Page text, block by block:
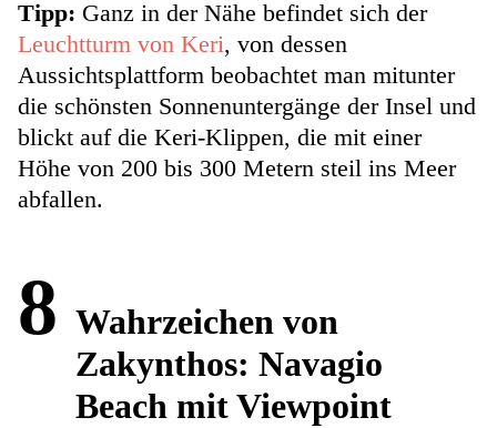
Tipp: Ganz in der Nähe befindet sich der
Leuchtturm von Keri, von dessen
Aussichtsplattform beobachtet man mitunter
die schönsten Sonnenuntergänge der Insel und
blickt auf die Keri-Klippen, die mit einer
Höhe von 200 bis 300 Metern steil ins Meer
abfallen.
8 Wahrzeichen von
Zakynthos: Navagio
Beach mit Viewpoint